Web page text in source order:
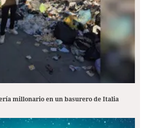
millonario en un basurero de Italia